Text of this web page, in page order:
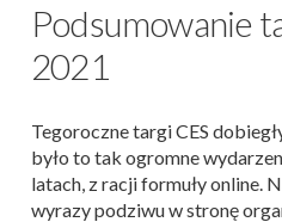
Podsumowanie
2021
Tegoroczne targi CES
było to tak ogromne
latach, z racji formuły online.
wyrazy podziwu w stronę